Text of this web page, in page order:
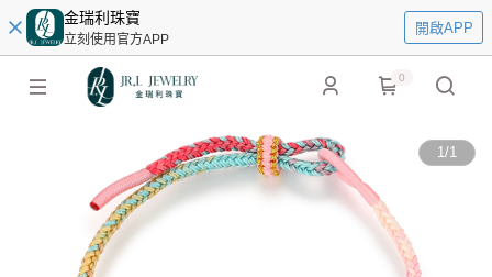
金瑞利珠寶
立刻使用官方APP
開啟APP
0
1/1